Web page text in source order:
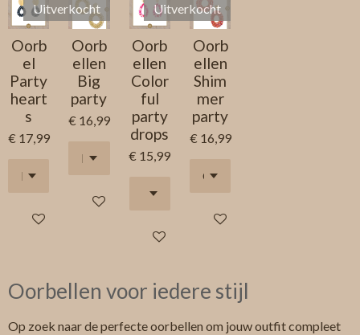
Oorb
el
Party
heart
s
€ 17,99
In winkelwagen
Uitverkocht
Oorb
ellen
Big
party
€ 16,99
Houd mij op de hoogte
Oorb
ellen
Color
ful
party
drops
€ 15,99
In winkelwagen
Uitverkocht
Oorb
ellen
Shim
mer
party
€ 16,99
Houd mij op de hoogte
Oorbellen voor iedere stijl
Op zoek naar de perfecte oorbellen om jouw outfit compleet